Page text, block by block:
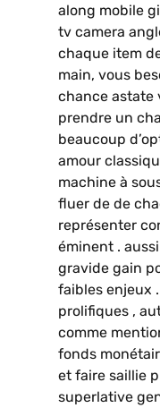
along mobile
tv camera
chaque item
main, vous
chance astate
prendre un
beaucoup
amour
machine à
fluer de de
représenter
éminent .
gravide gain
faibles enjeux
prolifiques ,
comme
fonds
et faire saillie
superlative